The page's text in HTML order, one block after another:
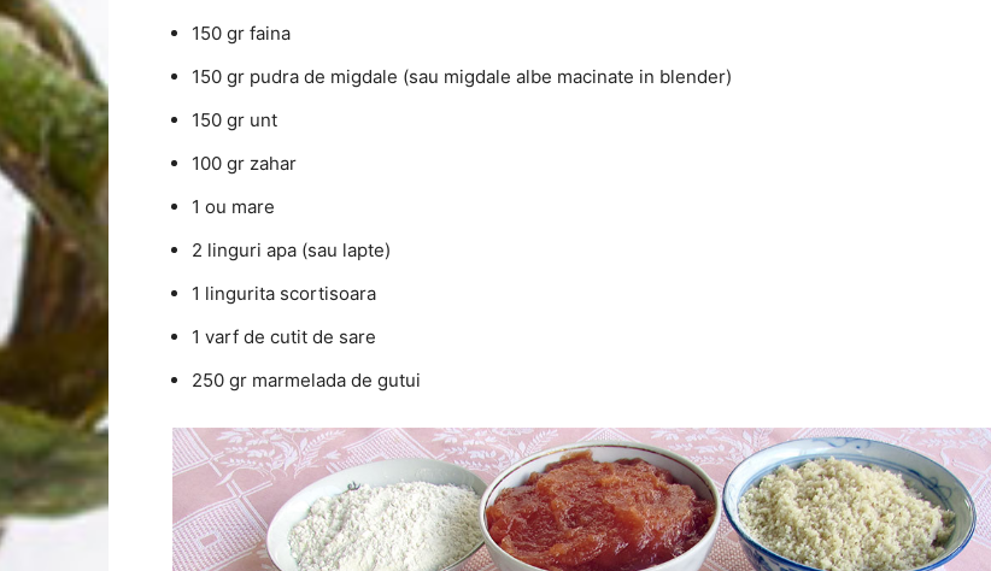
150 gr faina
150 gr pudra de migdale (sau migdale albe macinate in blender)
150 gr unt
100 gr zahar
1 ou mare
2 linguri apa (sau lapte)
1 lingurita scortisoara
1 varf de cutit de sare
250 gr marmelada de gutui